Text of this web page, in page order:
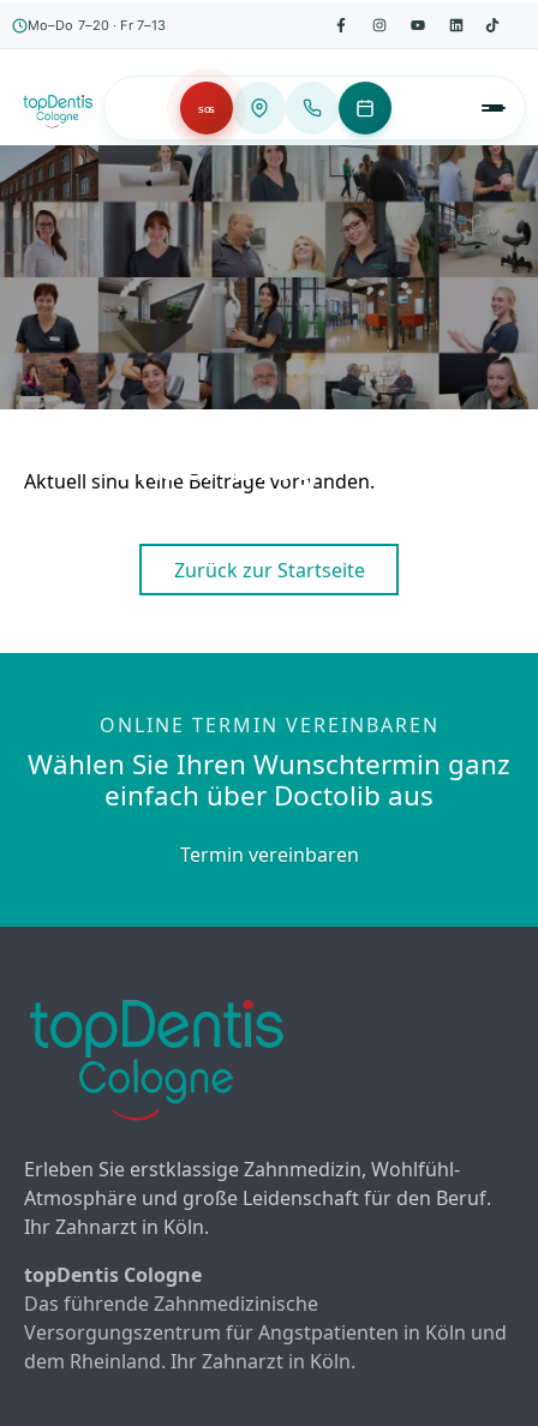
Mo–Do 7–20 · Fr 7–13
SOS
Unser Blog
Aktuell sind keine Beiträge vorhanden.
Zurück zur Startseite
ONLINE TERMIN VEREINBAREN
Wählen Sie Ihren Wunschtermin ganz
einfach über Doctolib aus
Termin vereinbaren
Erleben Sie erstklassige Zahnmedizin, Wohlfühl-
Atmosphäre und große Leidenschaft für den Beruf.
Ihr Zahnarzt in Köln.
topDentis Cologne
Das führende Zahnmedizinische
Versorgungszentrum für Angstpatienten in Köln und
dem Rheinland. Ihr Zahnarzt in Köln.